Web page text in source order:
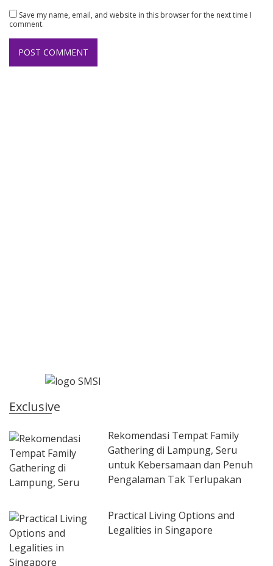
Save my name, email, and website in this browser for the next time I
comment.
Exclusive
Rekomendasi Tempat Family
Gathering di Lampung, Seru
untuk Kebersamaan dan Penuh
Pengalaman Tak Terlupakan
Practical Living Options and
Legalities in Singapore